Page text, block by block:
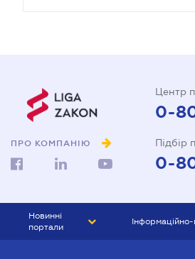
ПРО КОМПАНІЮ
Центр
0-
Підбір
0-
Новинні
портали